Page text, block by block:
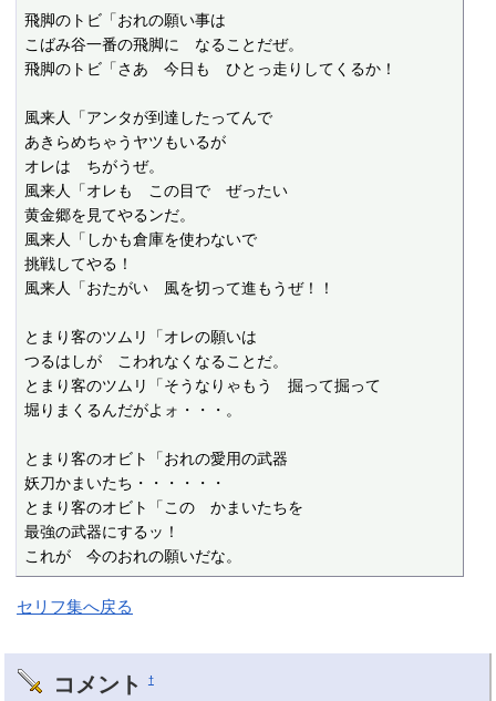
飛脚のトビ「おれの願い事は
こばみ谷一番の飛脚に　なることだぜ。
飛脚のトビ「さあ　今日も　ひとっ走りしてくるか！
風来人「アンタが到達したってんで
あきらめちゃうヤツもいるが
オレは　ちがうぜ。
風来人「オレも　この目で　ぜったい
黄金郷を見てやるンだ。
風来人「しかも倉庫を使わないで
挑戦してやる！
風来人「おたがい　風を切って進もうぜ！！
とまり客のツムリ「オレの願いは
つるはしが　こわれなくなることだ。
とまり客のツムリ「そうなりゃもう　掘って掘って
堀りまくるんだがよォ・・・。
とまり客のオビト「おれの愛用の武器
妖刀かまいたち・・・・・・
とまり客のオビト「この　かまいたちを
最強の武器にするッ！
これが　今のおれの願いだな。
セリフ集へ戻る
コメント †